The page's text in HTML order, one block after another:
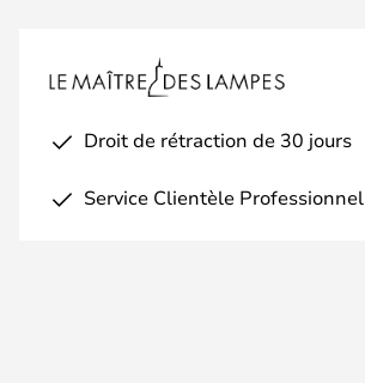
Droit de rétraction de 30 jours
Service Clientèle Professionnel